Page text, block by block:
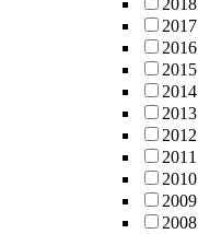
2018
2017
2016
2015
2014
2013
2012
2011
2010
2009
2008